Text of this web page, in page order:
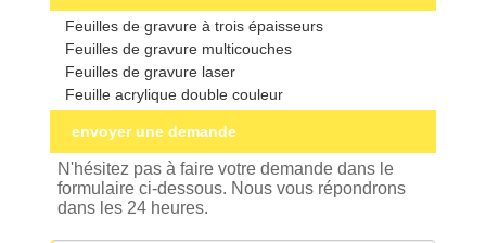
Feuilles de gravure à trois épaisseurs
Feuilles de gravure multicouches
Feuilles de gravure laser
Feuille acrylique double couleur
envoyer une demande
N'hésitez pas à faire votre demande dans le
formulaire ci-dessous. Nous vous répondrons
dans les 24 heures.